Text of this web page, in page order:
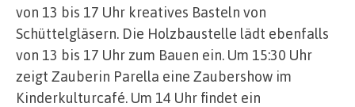
von 13 bis 17 Uhr kreatives Basteln von
Schüttelgläsern. Die Holzbaustelle lädt ebenfalls
von 13 bis 17 Uhr zum Bauen ein. Um 15:30 Uhr
zeigt Zauberin Parella eine Zaubershow im
Kinderkulturcafé. Um 14 Uhr findet ein